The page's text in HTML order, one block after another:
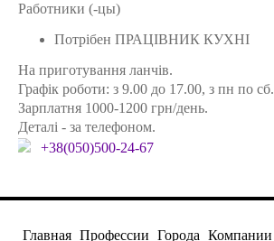
Работники (-цы)
Потрібен ПРАЦІВНИК КУХНІ
На приготування ланчів.
Графік роботи: з 9.00 до 17.00, з пн по сб.
Зарплатня 1000-1200 грн/день.
Деталі - за телефоном.
+38(050)500-24-67
Главная Профессии Города Компании